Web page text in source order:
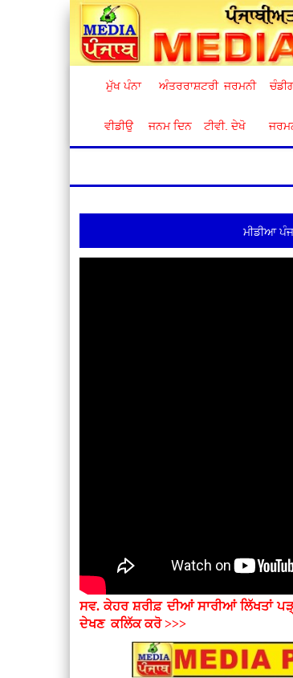
ਮੁੱਖ ਪੰਨਾ ਅੰਤਰਰਾਸ਼ਟਰੀ ਜਰਮਨੀ
ਵੀਡੀਉ ਜਨਮ ਦਿਨ ਟੀਵੀ. ਦੇਖੋ
ਮੀਡੀਆ
ਸਵ. ਕੇਹਰ ਸ਼ਰੀਫ਼ ਦੀਆਂ ਸਾਰੀਆਂ ਲਿੱਖਤਾਂ
ਦੇਖਣ ਕਲਿੱਕ ਕਰੋ >>>